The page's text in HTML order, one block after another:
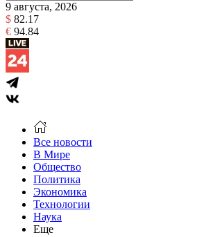
9 августа, 2026
$ 82.17
€ 94.84
Все новости
В Мире
Общество
Политика
Экономика
Технологии
Наука
Еще